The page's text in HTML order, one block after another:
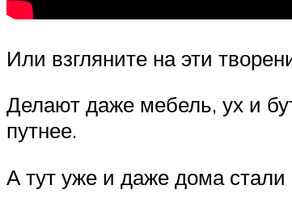
Или взгляните на эти
Делают даже мебель, ух и
путнее.
А тут уже и даже дома